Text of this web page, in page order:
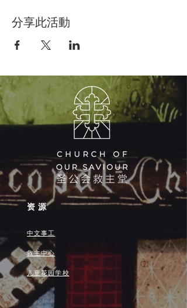
分享此活動
资源
中文事工
救主中心
儿童花园学校